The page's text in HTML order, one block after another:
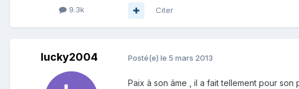
9.3k Citer
lucky2004 Posté(e) le 5 mars 2013
Paix à son âme , il a fait tellement pour